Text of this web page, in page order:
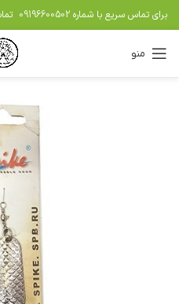
برای تماس سریع با شماره 09196600502
منو